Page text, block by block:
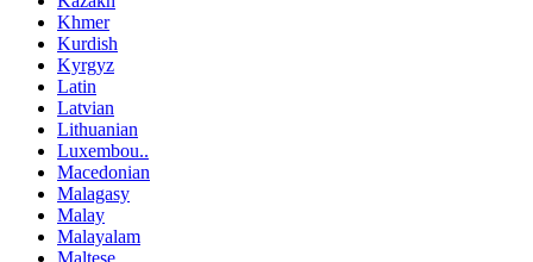
Khmer
Kurdish
Kyrgyz
Latin
Latvian
Lithuanian
Luxembou..
Macedonian
Malagasy
Malay
Malayalam
Maltese